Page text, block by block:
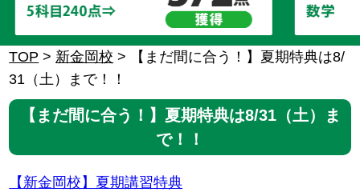
TOP > 新金岡校 >
【まだ間に合う！】夏期特典は8/
31（土）まで！！
【まだ間に合う！】夏期特典は8/31（土）ま
で！！
【新金岡校】夏期講習特典